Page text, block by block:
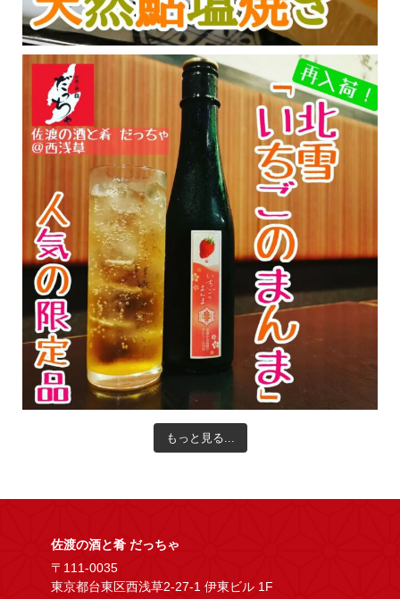
もっと見る...
佐渡の酒と肴 だっちゃ
〒111-0035
東京都台東区西浅草2-27-1 伊東ビル 1F